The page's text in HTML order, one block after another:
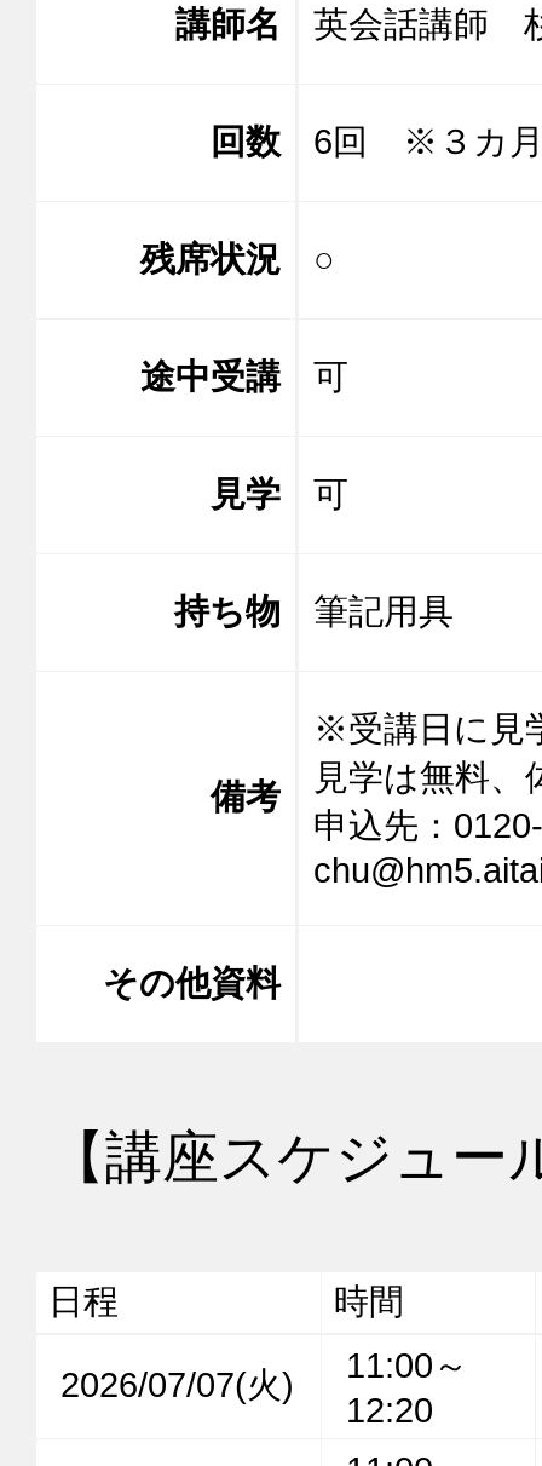
講師名 英会話講
回数 6回 ※３カ
残席状況 ○
途中受講 可
見学 可
持ち物 筆記用具
備考
※受講日に見
見学は無料、
申込先：
その他資料
【講座スケジュー
日程 時間
2026/07/07(火)
11:00～
12:20